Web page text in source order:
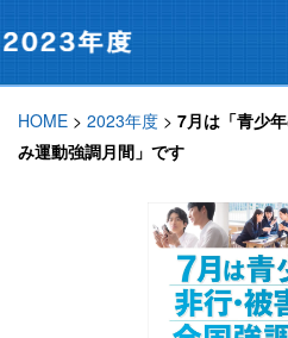
HOME > 2023年度 > 7月は「青少
み運動強調月間」です